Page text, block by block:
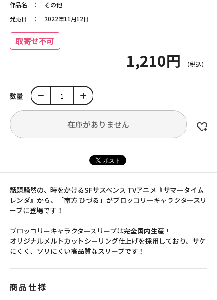
作品名
その他
発売日
2022年11月12日
取寄せ不可
1,210円
数量
在庫がありません
話題騒然の、時をかけるSFサスペンス TVアニメ『サマータイム
レンダ』から、「南方 ひづる」がブロッコリーキャラクタースリ
ーブに登場です！
ブロッコリーキャラクタースリーブは完全国内生産！
オリジナルメルトカットシーリング仕上げを採用しており、サケ
にくく、ソリにくい高品質なスリーブです！
商品仕様